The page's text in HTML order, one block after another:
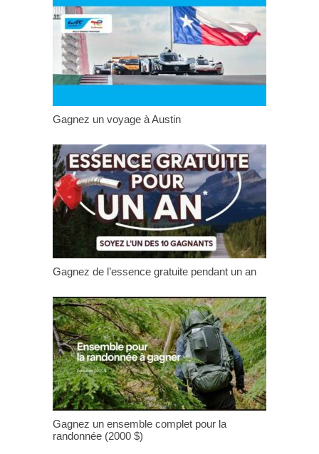
Gagnez un voyage à Austin
Gagnez de l’essence gratuite pendant un an
Gagnez un ensemble complet pour la
randonnée (2000 $)